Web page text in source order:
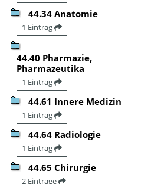
44.34 Anatomie
1 Eintrag
44.40 Pharmazie,
Pharmazeutika
1 Eintrag
44.61 Innere Medizin
1 Eintrag
44.64 Radiologie
1 Eintrag
44.65 Chirurgie
2 Einträge